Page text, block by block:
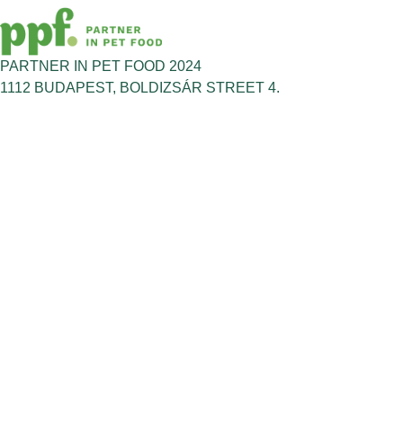
PARTNER IN PET FOOD 2024
1112 BUDAPEST, BOLDIZSÁR STREET 4.